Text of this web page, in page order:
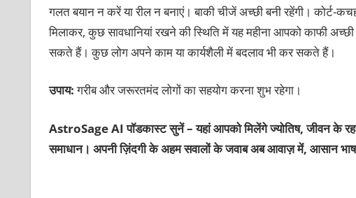
गलत बयान न करें या रील न बनाएं। बाकी चीजें अच्छी बनी रहेंगी। कोर्ट-
मिलाकर, कुछ सावधानियां रखने की स्थिति में यह महीना आपको काफी
सकते हैं। कुछ लोग अपने काम या कार्यशैली में बदलाव भी कर सकते हैं।
उपाय:गरीब और जरूरतमंद लोगों का सहयोग करना शुभ रहेगा।
AstroSage AI पॉडकास्ट सुनें – यहां आपको मिलेंगे ज्योतिष, जीवन के
समाधान। अपनी ज़िंदगी के अहम सवालों के जवाब अब आवाज़ में, आसान